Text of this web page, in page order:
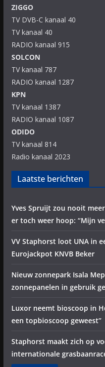
ZIGGO
TV DVB-C kanaal 40
TV kanaal 40
RADIO kanaal 915
SOLCON
TV kanaal 787
RADIO kanaal 1287
KPN
TV kanaal 1387
RADIO kanaal 1087
ODIDO
TV kanaal 814
Radio kanaal 2023
Laatste berichten
Yves Spruijt zou nooit
er toch weer hoop: “Mijn
VV Staphorst loot UNA in
Eurojackpot KNVB Beker
Nieuw zonnepark Isala
zonnepanelen in gebruik
Luxor neemt bioscoop in
een topbioscoop geweest”
Staphorst maakt zich op
internationale